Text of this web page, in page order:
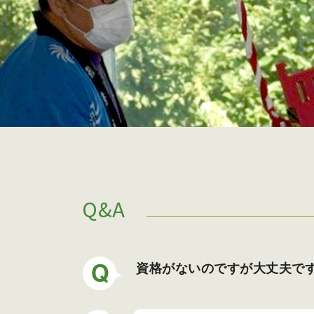
Q&A
資格がないのですが大丈夫で